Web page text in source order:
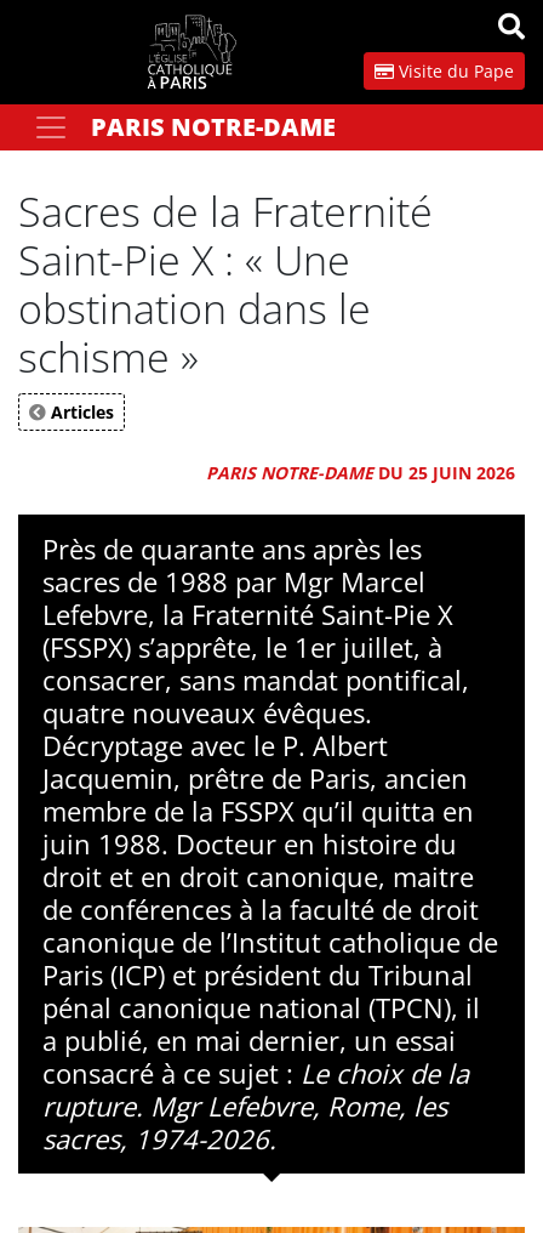
Visite du Pape
Votre recherchePARIS NOTRE-DAME
Sacres de la Fraternité
Saint-Pie X : « Une
obstination dans le
schisme »
Articles
PARIS NOTRE-DAMEDU 25 JUIN 2026
Près de quarante ans après les
sacres de 1988 par Mgr Marcel
Lefebvre, la Fraternité Saint-Pie X
(FSSPX) s’apprête, le 1er juillet, à
consacrer, sans mandat pontifical,
quatre nouveaux évêques.
Décryptage avec le P. Albert
Jacquemin, prêtre de Paris, ancien
membre de la FSSPX qu’il quitta en
juin 1988. Docteur en histoire du
droit et en droit canonique, maitre
de conférences à la faculté de droit
canonique de l’Institut catholique de
Paris (ICP) et président du Tribunal
pénal canonique national (TPCN), il
a publié, en mai dernier, un essai
consacré à ce sujet : Le choix de la
rupture. Mgr Lefebvre, Rome, les
sacres, 1974-2026.
Panneau de gestion des cookies